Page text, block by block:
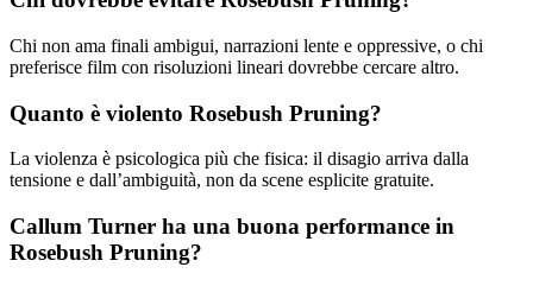
Chi non ama finali ambigui, narrazioni lente e oppressive, o chi
preferisce film con risoluzioni lineari dovrebbe cercare altro.
Quanto è violento Rosebush Pruning?
La violenza è psicologica più che fisica: il disagio arriva dalla
tensione e dall’ambiguità, non da scene esplicite gratuite.
Callum Turner ha una buona performance in
Rosebush Pruning?